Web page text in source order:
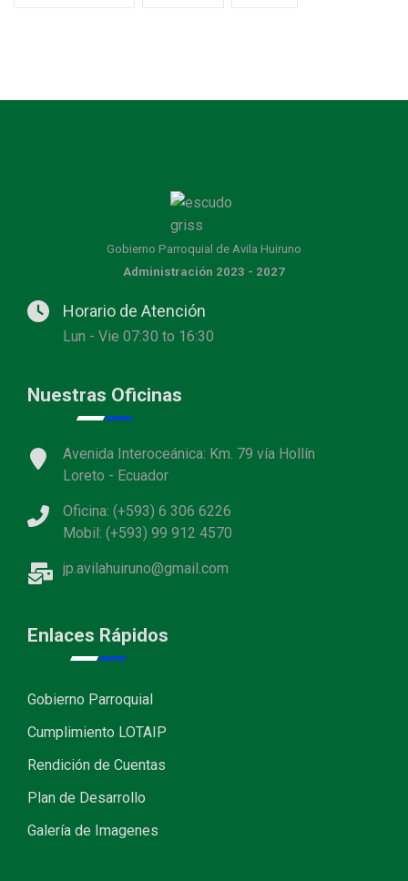
Gobierno Parroquial de Avila Huiruno
Administración 2023 - 2027
Horario de Atención
Lun - Vie 07:30 to 16:30
Nuestras Oficinas
Avenida Interoceánica: Km. 79 vía Hollín
Loreto - Ecuador
Oficina: (+593) 6 306 6226
Mobil: (+593) 99 912 4570
jp.avilahuiruno@gmail.com
Enlaces Rápidos
Gobierno Parroquial
Cumplimiento LOTAIP
Rendición de Cuentas
Plan de Desarrollo
Galería de Imagenes